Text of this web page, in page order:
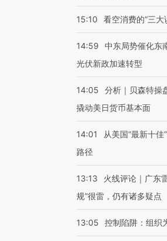
15:10 看空消费的“三大
14:59
中东局势催化东
光伏新政加速转型
14:05
分析｜贝森特操
撬动美日货币基本面
14:01
从美国“最新十
路径
13:13
火线评论｜广东
规”很雷，仍有诸多疑点
13:05 控制陷阱：组织